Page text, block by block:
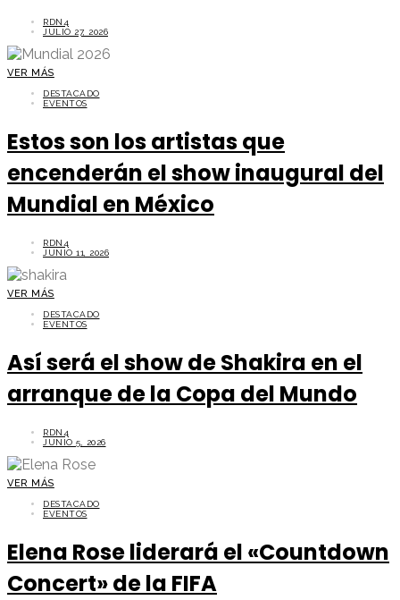
RDN4
JULIO 27, 2026
VER MÁS
DESTACADO
EVENTOS
Estos son los artistas que
encenderán el show inaugural del
Mundial en México
RDN4
JUNIO 11, 2026
VER MÁS
DESTACADO
EVENTOS
Así será el show de Shakira en el
arranque de la Copa del Mundo
RDN4
JUNIO 5, 2026
VER MÁS
DESTACADO
EVENTOS
Elena Rose liderará el «Countdown
Concert» de la FIFA